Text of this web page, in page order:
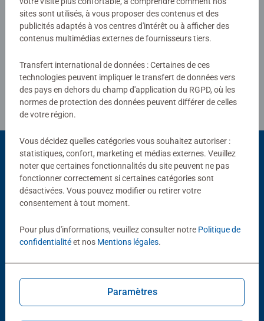
Rédiger une évaluation
Consignes d'évaluation
Choix populaires
D'autres personnes aiment aussi
sites sont utilisés, à vous proposer des contenus et des
publicités adaptés à vos centres d'intérêt ou à afficher des
contenus multimédias externes de fournisseurs tiers.
Transfert international de données : Certaines de ces
technologies peuvent impliquer le transfert de données vers
des pays en dehors du champ d'application du RGPD, où les
normes de protection des données peuvent différer de celles
de votre région.
Vous décidez quelles catégories vous souhaitez autoriser :
statistiques, confort, marketing et médias externes. Veuillez
noter que certaines fonctionnalités du site peuvent ne pas
fonctionner correctement si certaines catégories sont
désactivées. Vous pouvez modifier ou retirer votre
consentement à tout moment.
Pour plus d'informations, veuillez consulter notre Politique de
confidentialitéet nos Mentions légales.
Paramètres